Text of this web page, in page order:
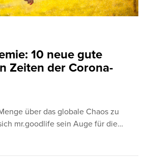
10 neue gute
Zeiten der Corona-
über das globale Chaos zu
mr.goodlife sein Auge für die…